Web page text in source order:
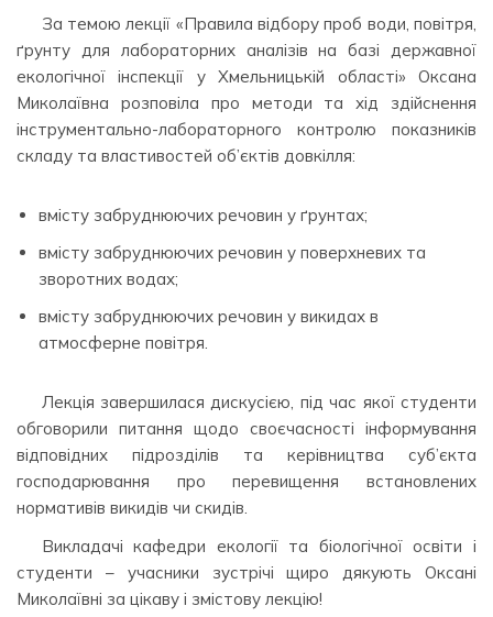
За темою лекції «Правила відбору проб води, повітря,
ґрунту для лабораторних аналізів на базі державної
екологічної інспекції у Хмельницькій області» Оксана
Миколаївна розповіла про методи та хід здійснення
інструментально-лабораторного контролю показників
складу та властивостей об’єктів довкілля:
вмісту забруднюючих речовин у ґрунтах;
вмісту забруднюючих речовин у поверхневих та
зворотних водах;
вмісту забруднюючих речовин у викидах в
атмосферне повітря.
Лекція завершилася дискусією, під час якої студенти
обговорили питання щодо своєчасності інформування
відповідних підрозділів та керівництва суб’єкта
господарювання про перевищення встановлених
нормативів викидів чи скидів.
Викладачі кафедри екології та біологічної освіти і
студенти – учасники зустрічі щиро дякують Оксані
Миколаївні за цікаву і змістову лекцію!